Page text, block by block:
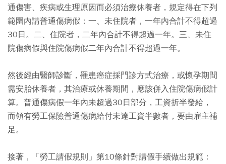
通傷害、疾病或生理原因而必須治療休養者，規定得在下列
範圍內請普通傷病假：一、未住院者，一年內合計不得超過
30日。二、住院者，二年內合計不得超過一年。三、未住
院傷病假與住院傷病假二年內合計不得超過一年。
然後經由醫師診斷，罹患癌症採門診方式治療，或懷孕期間
需安胎休養者，其治療或休養期間，應該併入住院傷病假計
算。普通傷病假一年內未超過30日部分，工資折半發給，
而領有勞工保險普通傷病給付未達工資半數者，要由雇主補
足。
接著，「勞工請假規則」第10條針對請假手續做出規範：